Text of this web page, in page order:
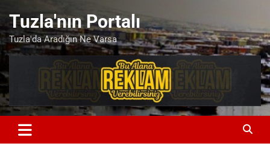
content
Tuzla'nın Portalı
Tuzla'da Aradığın Ne Varsa